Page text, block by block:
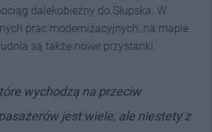
dalekobieżny do Słupska. W
prac modernizacyjnych, na mapie
są także nowe przystanki.
wychodzą na przeciw
jest wiele, ale niestety z